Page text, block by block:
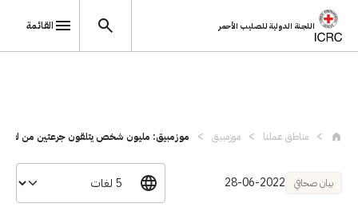
اللجنة الدولية للصليب الأحمر القائمة
مناطق عملنا موزمبيق موزمبيق: مليون شخص يتلقون جرعتين من
بيان صحافي 28-06-2022